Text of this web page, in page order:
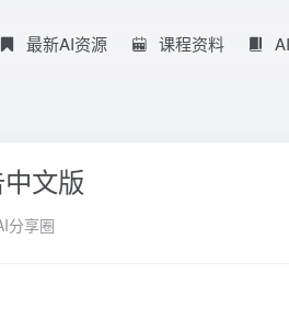
最新AI资源 课程资料
文版
分享圈